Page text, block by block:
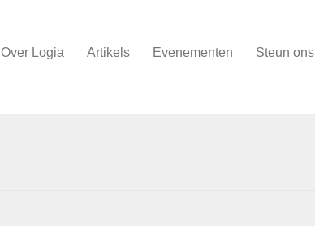
Over Logia Artikels Evenementen Steun ons